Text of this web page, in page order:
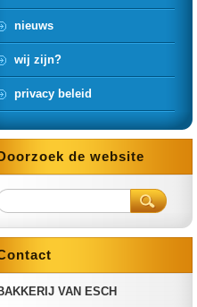
nieuws
wij zijn?
privacy beleid
de website
VAN ESCH